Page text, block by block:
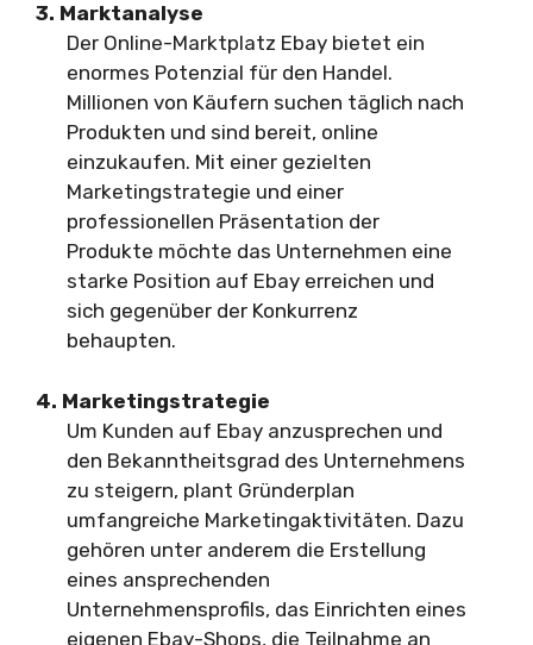
3. Marktanalyse
Der Online-Marktplatz Ebay bietet ein
enormes Potenzial für den Handel.
Millionen von Käufern suchen täglich nach
Produkten und sind bereit, online
einzukaufen. Mit einer gezielten
Marketingstrategie und einer
professionellen Präsentation der
Produkte möchte das Unternehmen eine
starke Position auf Ebay erreichen und
sich gegenüber der Konkurrenz
behaupten.
4. Marketingstrategie
Um Kunden auf Ebay anzusprechen und
den Bekanntheitsgrad des Unternehmens
zu steigern, plant Gründerplan
umfangreiche Marketingaktivitäten. Dazu
gehören unter anderem die Erstellung
eines ansprechenden
Unternehmensprofils, das Einrichten eines
eigenen Ebay-Shops, die Teilnahme an